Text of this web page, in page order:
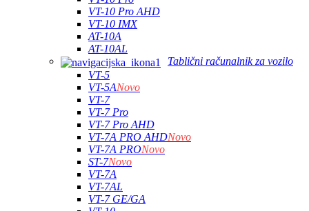
VT-10 Pro AHD
VT-10 IMX
AT-10A
AT-10AL
Tablični računalnik za vozilo
VT-5
VT-5ANovo
VT-7
VT-7 Pro
VT-7 Pro AHD
VT-7A PRO AHDNovo
VT-7A PRONovo
ST-7Novo
VT-7A
VT-7AL
VT-7 GE/GA